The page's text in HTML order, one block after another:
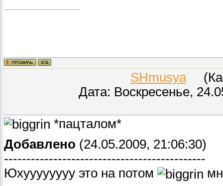
SHmusya
Дата: Воскресенье,
*пацталом*
Добавлено (24.05.2009, 21:06:30)
---------------------------------------------
Юхуууууууу это на потом